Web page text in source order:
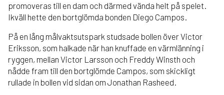
promoveras till en dam och därmed vända helt på spelet.
Ikväll hette den bortglömda bonden Diego Campos.
På en lång målvaktsutspark studsade bollen över Victor
Eriksson, som halkade när han knuffade en värmlänning i
ryggen, mellan Victor Larsson och Freddy Winsth och
nådde fram till den bortglömde Campos, som skickligt
rullade in bollen vid sidan om Jonathan Rasheed.